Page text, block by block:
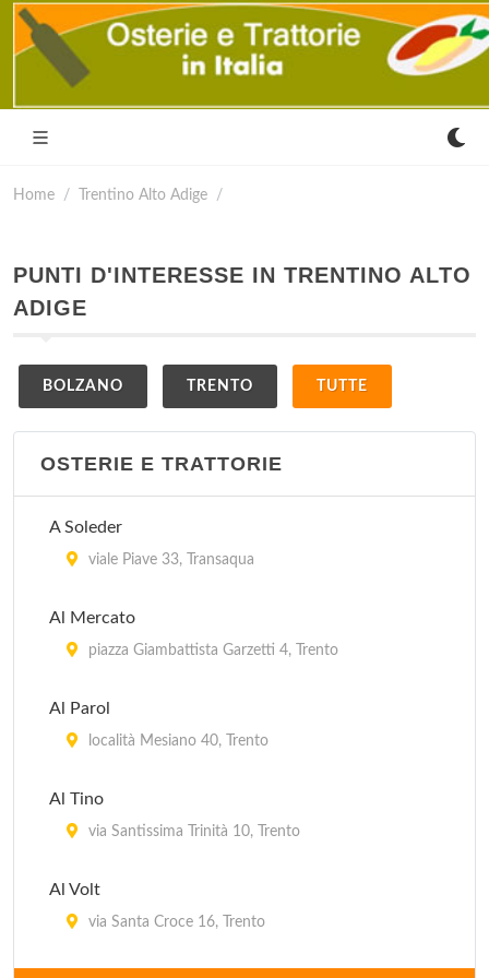
Home Trentino Alto Adige
PUNTI D'INTERESSE IN TRENTINO ALTO
ADIGE
BOLZANO TRENTO TUTTE
OSTERIE E TRATTORIE
A Soleder
viale Piave 33, Transaqua
Al Mercato
piazza Giambattista Garzetti 4, Trento
Al Parol
località Mesiano 40, Trento
Al Tino
via Santissima Trinità 10, Trento
Al Volt
via Santa Croce 16, Trento